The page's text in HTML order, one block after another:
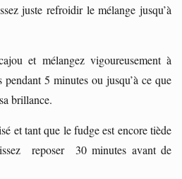
juste refroidir le mélange jusqu’à
et mélangez vigoureusement à
5 minutes ou jusqu’à ce que
brillance.
et tant que le fudge est encore tiède
reposer 30 minutes avant de